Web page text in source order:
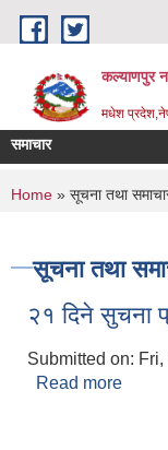
Skip to main content
कल्याणपुर
मधेश
समाचार
You are
Home » सूचना तथा
सूचना तथा
२१ दिने सुचना
Submitted on:
Read more